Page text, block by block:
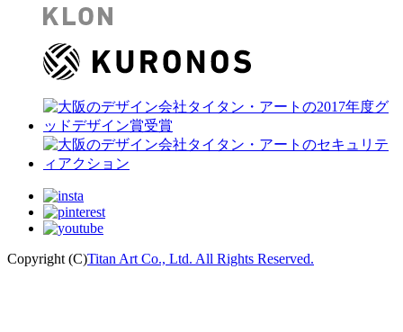
Copyright (C)Titan Art Co., Ltd. All Rights Reserved.